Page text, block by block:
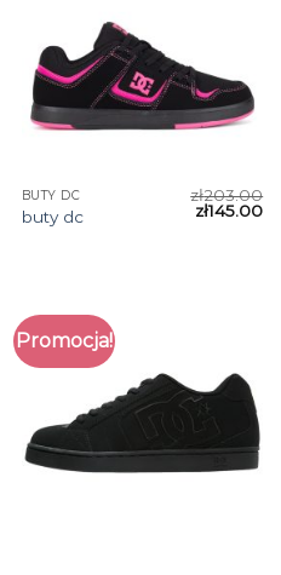
BUTY DC
buty dc
zł203.00
zł145.00
Promocja!